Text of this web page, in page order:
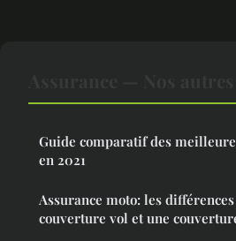
Guide comparatif des
en 2021
Assurance moto: les
couverture vol et une